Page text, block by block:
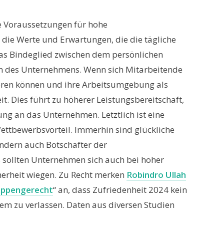
für hohe
Werte und Erwartungen, die die tägliche
Bindeglied zwischen dem persönlichen
Unternehmens. Wenn sich Mitarbeitende
können und ihre Arbeitsumgebung als
Dies führt zu höherer Leistungsbereitschaft,
an das Unternehmen. Letztlich ist eine
Immerhin sind glückliche
auch Botschafter der
Unternehmen sich auch bei hoher
wiegen. Zu Recht merken Robindro Ullah
“ an, dass Zufriedenheit 2024 kein
zu verlassen. Daten aus diversen Studien